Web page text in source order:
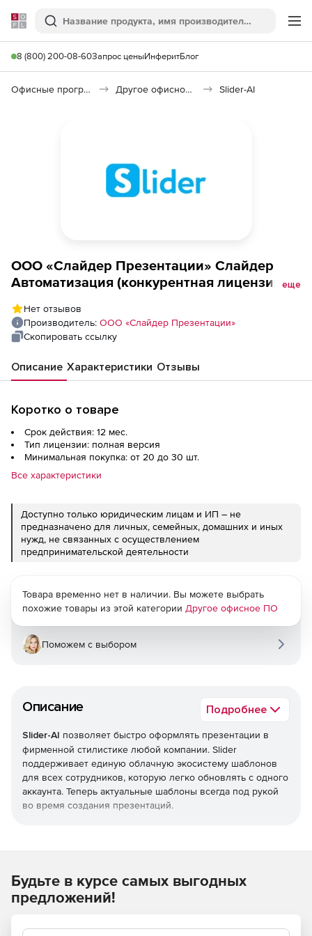
Softline
Поиск
8 (800) 200-08-60Запрос ценыИнферитБлог
Офисные программы Другое офисное ПО Slider-AI
ООО «Слайдер Презентации» Слайдер
Автоматизация (конкурентная лицензия на
год),
еще
Нет отзывов
Производитель: ООО «Слайдер Презентации»
Скопировать ссылку
Описание Характеристики Отзывы
Коротко о товаре
Срок действия: 12 мес.
Тип лицензии: полная версия
Минимальная покупка: от 20 до 30 шт.
Все характеристики
Доступно только юридическим лицам и ИП – не
предназначено для личных, семейных, домашних и иных
нужд, не связанных с осуществлением
предпринимательской деятельности
Описание Подробнее
Slider-AI позволяет быстро оформлять презентации в
фирменной стилистике любой компании. Slider
поддерживает единую облачную экосистему шаблонов
для всех сотрудников, которую легко обновлять с одного
аккаунта. Теперь актуальные шаблоны всегда под рукой
во время создания презентаций.
В Slider уже встроены интеграции с Unsplash, Flaticon
материалов.
Товара временно нет в наличии. Вы можете выбрать
похожие товары из этой категории Другое офисное ПО
Поможем с выбором
Будьте в курсе самых выгодных
предложений!